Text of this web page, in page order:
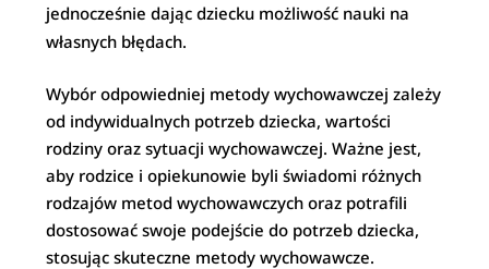
jednocześnie dając dziecku możliwość nauki na
własnych błędach.
Wybór odpowiedniej metody wychowawczej zależy
od indywidualnych potrzeb dziecka, wartości
rodziny oraz sytuacji wychowawczej. Ważne jest,
aby rodzice i opiekunowie byli świadomi różnych
rodzajów metod wychowawczych oraz potrafili
dostosować swoje podejście do potrzeb dziecka,
stosując skuteczne metody wychowawcze.